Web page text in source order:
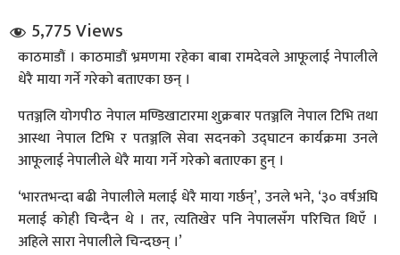
संवाद
5,775 Views
काठमाडौं । काठमाडौं भ्रमणमा रहेका बाबा रामदेवले आफूलाई नेपालीले
धेरै माया गर्ने गरेको बताएका छन् ।
पतञ्जलि योगपीठ नेपाल मण्डिखाटारमा शुक्रबार पतञ्जलि नेपाल टिभि तथा
आस्था नेपाल टिभि र पतञ्जलि सेवा सदनको उद्घाटन कार्यक्रमा उनले
आफूलाई नेपालीले धेरै माया गर्ने गरेको बताएका हुन् ।
‘भारतभन्दा बढी नेपालीले मलाई धेरै माया गर्छन्’, उनले भने, ‘३० वर्षअघि
मलाई कोही चिन्दैन थे । तर, त्यतिखेर पनि नेपालसँग परिचित थिएँ ।
अहिले सारा नेपालीले चिन्दछन् ।’